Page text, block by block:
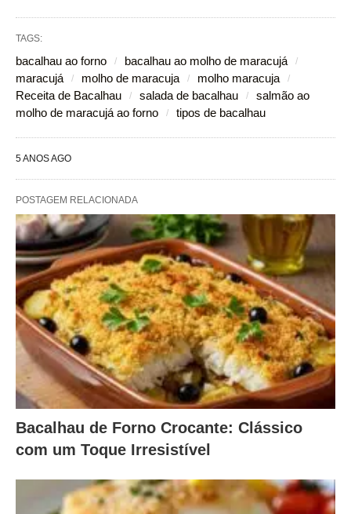
TAGS:
bacalhau ao forno
bacalhau ao molho de maracujá
maracujá
molho de maracuja
molho maracuja
Receita de Bacalhau
salada de bacalhau
salmão ao
molho de maracujá ao forno
tipos de bacalhau
5 ANOS AGO
POSTAGEM RELACIONADA
Bacalhau de Forno Crocante: Clássico
com um Toque Irresistível